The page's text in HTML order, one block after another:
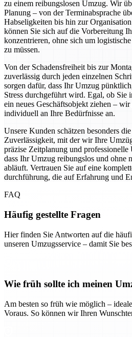
zu einem reibungslosen Umzug. Wir
Planung – von der Terminabsprache
Habseligkeiten bis hin zur
können Sie sich auf die Vorbereitung
konzentrieren, ohne sich um
zu müssen.
Von der Schadensfreiheit bis zur
zuverlässig durch jeden einzelnen
sorgen dafür, dass Ihr Umzug
Stress durchgeführt wird. Egal, ob Sie
ein neues Geschäftsobjekt ziehen – wir
individuell an Ihre Bedürfnisse an.
Unsere Kunden schätzen besonders
Zuverlässigkeit, mit der wir Ihre
präzise Zeitplanung und
dass Ihr Umzug reibungslos und ohne
abläuft. Vertrauen Sie auf eine
durchführung, die auf Erfahrung und
FAQ
Häufig gestellte Fragen
Hier finden Sie Antworten auf die
unseren Umzugsservice – damit Sie
Wie früh sollte ich meinen
Am besten so früh wie möglich –
Voraus. So können wir Ihren